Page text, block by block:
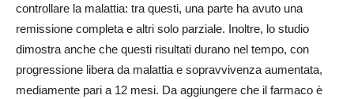
controllare la malattia: tra questi, una parte ha avuto una
remissione completa e altri solo parziale. Inoltre, lo studio
dimostra anche che questi risultati durano nel tempo, con
progressione libera da malattia e sopravvivenza aumentata,
mediamente pari a 12 mesi. Da aggiungere che il farmaco è